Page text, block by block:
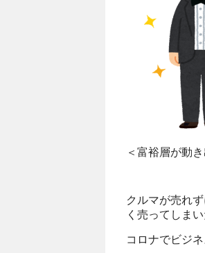
＜富裕層が動
クルマが売れ
く売ってしま
コロナでビジ